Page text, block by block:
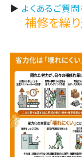
▶ よくあるご質
補修を繰